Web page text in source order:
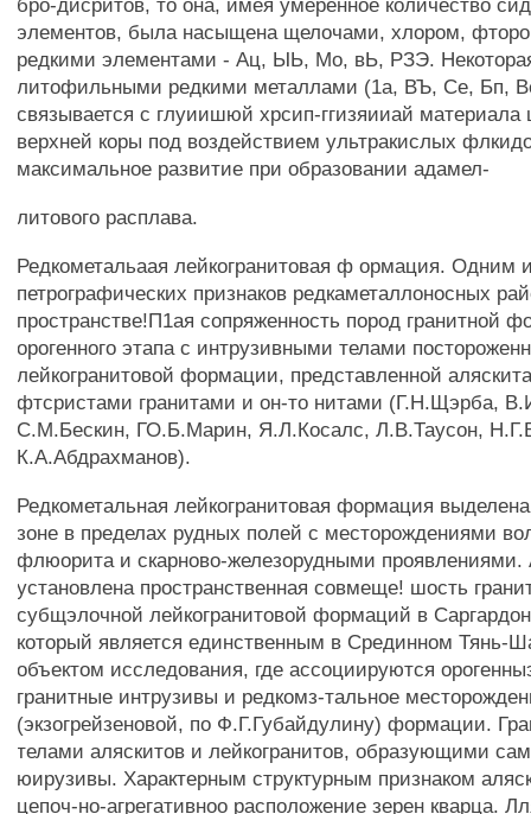
бро-дисритов, то она, имея умеренное количество
элементов, была насыщена щелочами, хлором,
редкими элементами - Ац, ЫЬ, Мо, вЬ, РЗЭ.
литофильными редкими металлами (1а, ВЪ, Се, Бп,
связывается с глуиишюй хрсип-ггизяииай материала
верхней коры под воздействием ультракислых
максимальное развитие при образовании адамел-
литового расплава.
Редкометальаая лейкогранитовая ф ормация. Одним
петрографических признаков редкаметаллоносных
пространстве!П1ая сопряженность пород гранитной
орогенного этапа с интрузивными телами
лейкогранитовой формации, представленной
фтсристами гранитами и он-то нитами (Г.Н.Щэрба,
С.М.Бескин, ГО.Б.Марин, Я.Л.Косалс, Л.В.Таусон,
К.А.Абдрахманов).
Редкометальная лейкогранитовая формация
зоне в пределах рудных полей с месторождениями
флюорита и скарново-железорудными проявлениями.
установлена пространственная совмеще! шость
субщэлочной лейкогранитовой формаций в
который является единственным в Срединном Тянь-
объектом исследования, где ассоциируются
гранитные интрузивы и редкомз-тальное
(экзогрейзеновой, по Ф.Г.Губайдулину) формации.
телами аляскитов и лейкогранитов, образующими
юирузивы. Характерным структурным признаком
цепоч-но-агрегативноо расположение зерен кварца.